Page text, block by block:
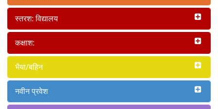
स्तरश: विद्यालय
कक्षाश:
भैया/बहिन
नवीन प्रवेश